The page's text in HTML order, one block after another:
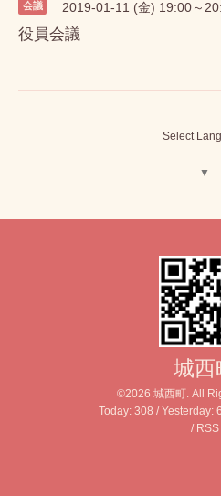
会議 2019-01-11 (金) 19:00～
役員会議
Select
▼
城西
©2026 城西町. All
Today: 308 / Yesterday:
/ RSS